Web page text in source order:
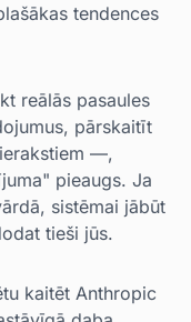
tendences
reālās pasaules
pārskaitīt
—,
pieaugs. Ja
sistēmai jābūt
tieši jūs.
kaitēt Anthropic